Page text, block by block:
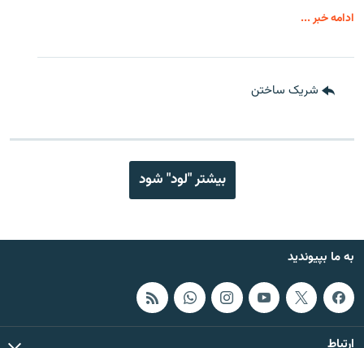
ادامه خبر ...
شریک ساختن
بیشتر "لود" شود
به ما بپیوندید
ارتباط